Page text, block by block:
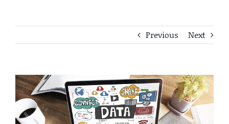
Previous Next
View
Larger
Image
Menu
Onze Diensten
Lead Generation B2B
Cold calling
Telemarketing